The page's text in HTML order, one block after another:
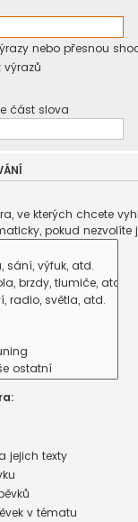
nebo přesnou
výrazů
část slova
ve kterých chcete
pokud nezvolíte
jejich texty
v tématu